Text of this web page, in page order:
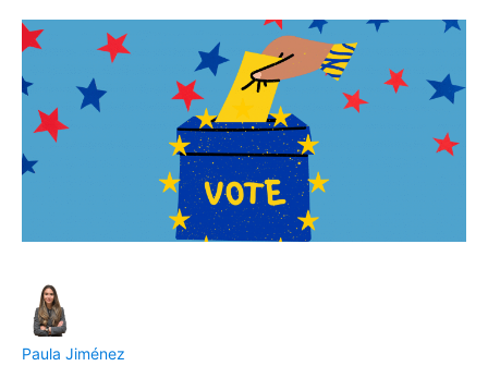
Paula Jiménez